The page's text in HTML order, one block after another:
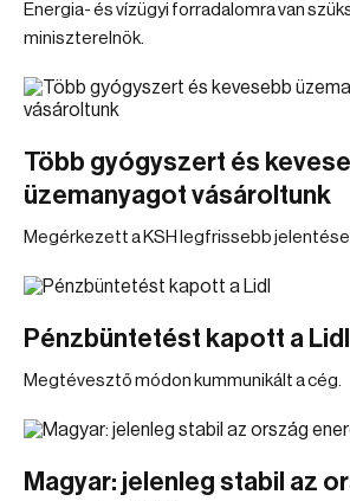
Energia- és vízügyi forradalomra van
miniszterelnök.
Több gyógyszert és
üzemanyagot vásároltunk
Megérkezett a KSH legfrissebb
Pénzbüntetést kapott a Lidl
Megtévesztő módon kummunikált a cég.
Magyar: jelenleg stabil az